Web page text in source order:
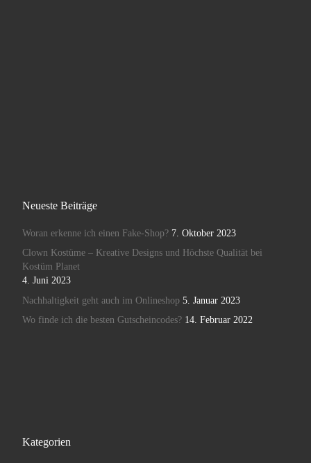
Neueste Beiträge
Woran erkenne ich einen Fake-Shop? 7. Oktober 2023
Clown Kostüme – Kreative Designs und Höchste Qualität bei
Kostüm Planet
4. Juni 2023
Nachhaltigkeit geht auch im Onlineshop 5. Januar 2023
Wo finde ich die besten Gutscheincodes? 14. Februar 2022
Kategorien